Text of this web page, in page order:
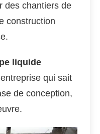
des chantiers de
construction
liquide
qui sait
de conception,